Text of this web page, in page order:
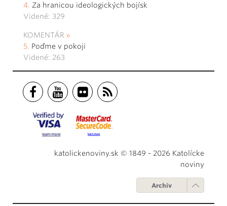
Za hranicou ideologických bojísk
Videné: 329
KOMENTÁR
Poďme v pokoji
Videné: 263
katolickenoviny.sk © 1849 - 2026 Katolícke
noviny
Archív